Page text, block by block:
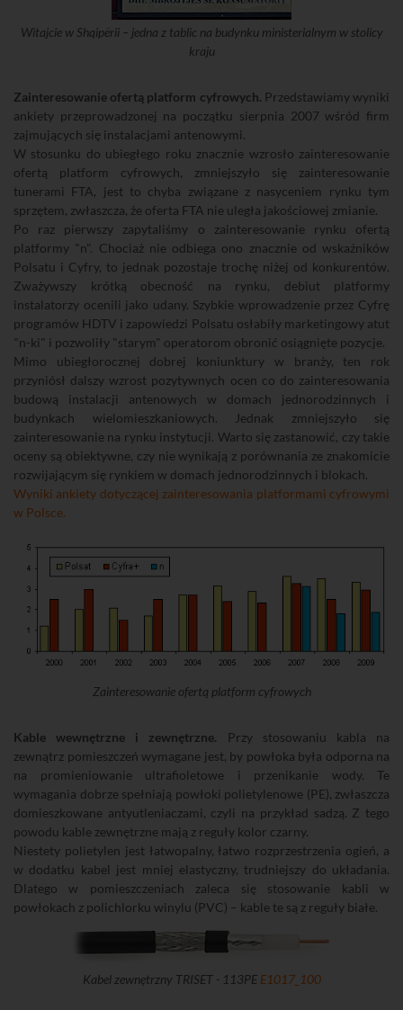
Witajcie w Shqipërii – jedna z tablic na budynku ministerialnym w stolicy
kraju
Zainteresowanie ofertą platform cyfrowych. Przedstawiamy wyniki
ankiety przeprowadzonej na początku sierpnia 2007 wśród firm
zajmujących się instalacjami antenowymi.
W stosunku do ubiegłego roku znacznie wzrosło zainteresowanie
ofertą platform cyfrowych, zmniejszyło się zainteresowanie
tunerami FTA, jest to chyba związane z nasyceniem rynku tym
sprzętem, zwłaszcza, że oferta FTA nie uległa jakościowej zmianie.
Po raz pierwszy zapytaliśmy o zainteresowanie rynku ofertą
platformy "n". Chociaż nie odbiega ono znacznie od wskaźników
Polsatu i Cyfry, to jednak pozostaje trochę niżej od konkurentów.
Zważywszy krótką obecność na rynku, debiut platformy
instalatorzy ocenili jako udany. Szybkie wprowadzenie przez Cyfrę
programów HDTV i zapowiedzi Polsatu osłabiły marketingowy atut
"n-ki" i pozwoliły "starym" operatorom obronić osiągnięte pozycje.
Mimo ubiegłorocznej dobrej koniunktury w branży, ten rok
przyniósł dalszy wzrost pozytywnych ocen co do zainteresowania
budową instalacji antenowych w domach jednorodzinnych i
budynkach wielomieszkaniowych. Jednak zmniejszyło się
zainteresowanie na rynku instytucji. Warto się zastanowić, czy takie
oceny są obiektywne, czy nie wynikają z porównania ze znakomicie
rozwijającym się rynkiem w domach jednorodzinnych i blokach.
Wyniki ankiety dotyczącej zainteresowania platformami cyfrowymi
w Polsce.
Zainteresowanie ofertą platform cyfrowych
Kable wewnętrzne i zewnętrzne. Przy stosowaniu kabla na
zewnątrz pomieszczeń wymagane jest, by powłoka była odporna na
na promieniowanie ultrafioletowe i przenikanie wody. Te
wymagania dobrze spełniają powłoki polietylenowe (PE), zwłaszcza
domieszkowane antyutleniaczami, czyli na przykład sadzą. Z tego
powodu kable zewnętrzne mają z reguły kolor czarny.
Niestety polietylen jest łatwopalny, łatwo rozprzestrzenia ogień, a
w dodatku kabel jest mniej elastyczny, trudniejszy do układania.
Dlatego w pomieszczeniach zaleca się stosowanie kabli w
powłokach z polichlorku winylu (PVC) – kable te są z reguły białe.
Kabel zewnętrzny TRISET - 113PE E1017_100